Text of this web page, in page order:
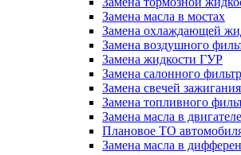
Замена масла в мостах
Замена охлаждающей
Замена воздушного
Замена жидкости ГУР
Замена салонного
Замена свечей зажигания
Замена топливного
Замена масла в двигателе
Плановое ТО
Замена масла в